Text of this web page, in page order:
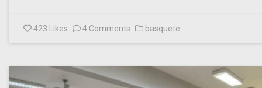
423 Likes 4 Comments basquete